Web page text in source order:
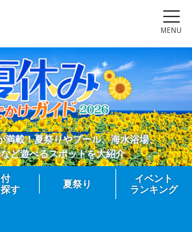
MENU
満載！夏祭りやプール、海水浴場、
ど遊べるスポットを大紹介
す
夏祭り
イベント
ランキング